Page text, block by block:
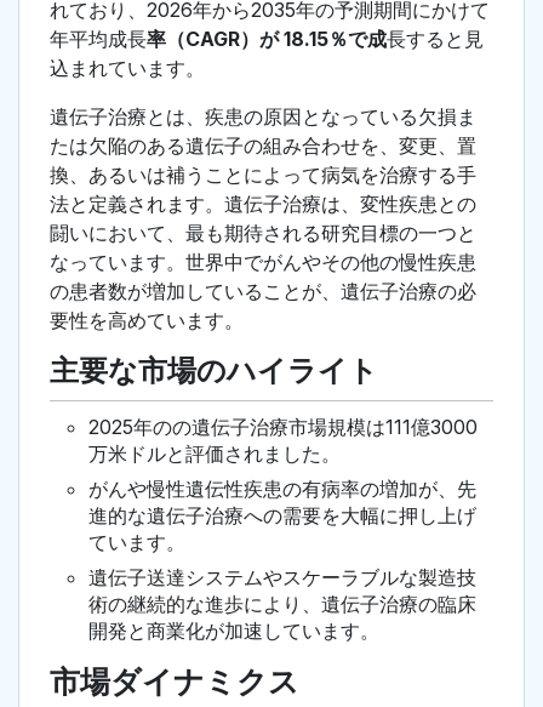
れており、2026年から2035年の予測期間にかけて
年平均成長率（CAGR）が 18.15％で成長すると見
込まれています。
遺伝子治療とは、疾患の原因となっている欠損ま
たは欠陥のある遺伝子の組み合わせを、変更、置
換、あるいは補うことによって病気を治療する手
法と定義されます。遺伝子治療は、変性疾患との
闘いにおいて、最も期待される研究目標の一つと
なっています。世界中でがんやその他の慢性疾患
の患者数が増加していることが、遺伝子治療の必
要性を高めています。
主要な市場のハイライト
2025年のの遺伝子治療市場規模は111億3000
万米ドルと評価されました。
がんや慢性遺伝性疾患の有病率の増加が、先
進的な遺伝子治療への需要を大幅に押し上げ
ています。
遺伝子送達システムやスケーラブルな製造技
術の継続的な進歩により、遺伝子治療の臨床
開発と商業化が加速しています。
市場ダイナミクス